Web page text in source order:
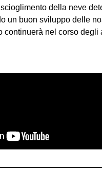
della neve
un buon sviluppo delle
continuerà nel corso